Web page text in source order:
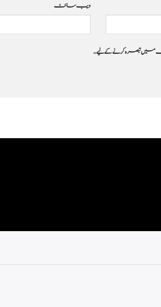
ویب‌ سائٹ
جب میں تبصرہ کرنے کےلیے۔